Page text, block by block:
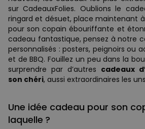
sur CadeauxFolies. Oublions le
ringard et désuet, place maintenant
pour son copain ébouriffante et
cadeau fantastique, pensez à notre
personnalisés : posters, peignoirs ou
et de BBQ. Fouillez un peu dans la
surprendre par d’autres cadeaux
son chéri, aussi extraordinaires les
Une idée cadeau pour son
laquelle ?